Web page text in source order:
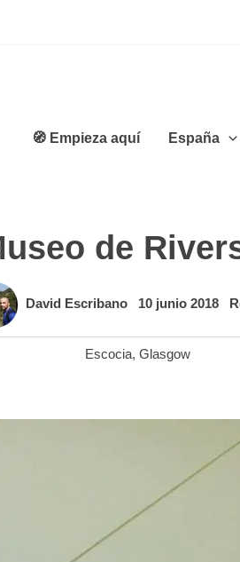
🧭 Empieza aquí España
de
David Escribano 10 junio 2018
Escocia, Glasgow